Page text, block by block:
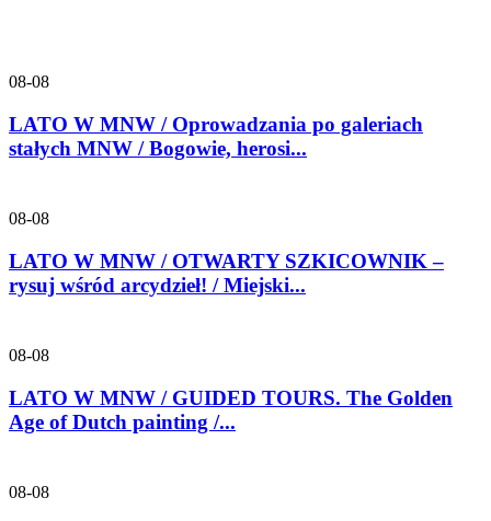
08-08
LATO W MNW / Oprowadzania po galeriach
stałych MNW / Bogowie, herosi...
08-08
LATO W MNW / OTWARTY SZKICOWNIK –
rysuj wśród arcydzieł! / Miejski...
08-08
LATO W MNW / GUIDED TOURS. The Golden
Age of Dutch painting /...
08-08